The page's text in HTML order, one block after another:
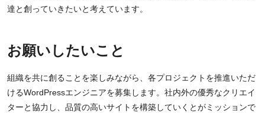
達と創っていきたいと考えています。
お願いしたいこと
組織を共に創ることを楽しみながら、各プロジェクトを推進いただ
けるWordPressエンジニアを募集します。社内外の優秀なクリエイ
ターと協力し、品質の高いサイトを構築していくとがミッションで